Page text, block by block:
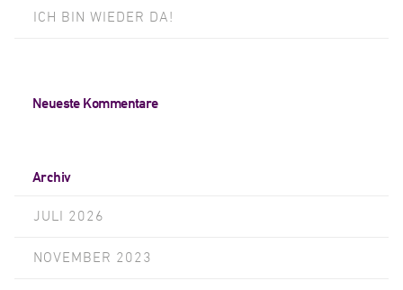
ICH BIN WIEDER DA!
Neueste Kommentare
Archiv
JULI 2026
NOVEMBER 2023